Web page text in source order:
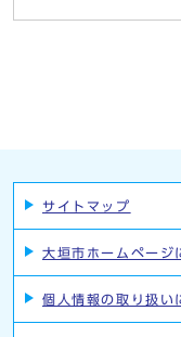
サイトマップ
大垣市ホームページ
個人情報の取り扱い